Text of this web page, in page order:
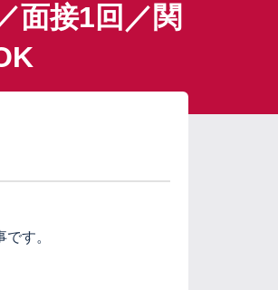
面接1回／関
す。